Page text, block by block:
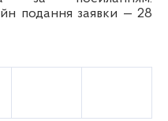
подання заявки — 28